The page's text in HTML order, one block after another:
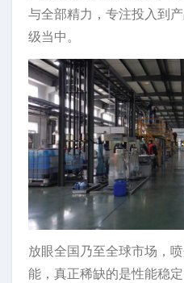
与全部精力，专注投入到
级当中。
放眼全国乃至全球市场，
能，真正稀缺的是性能稳